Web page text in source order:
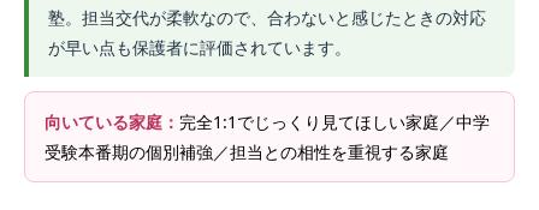
塾。担当交代が柔軟なので、合わないと感じたときの対応
が早い点も保護者に評価されています。
向いている家庭： 完全1:1でじっくり見てほしい家庭／中学
受験本番期の個別補強／担当との相性を重視する家庭